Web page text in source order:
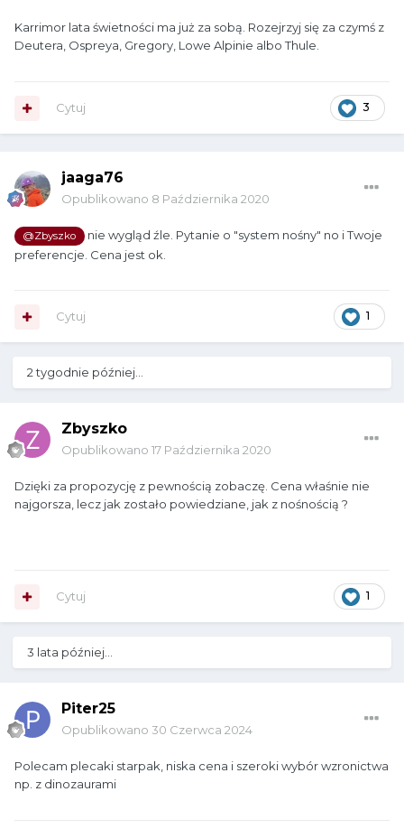
Karrimor lata świetności ma już za sobą. Rozejrzyj się za czymś z
Deutera, Ospreya, Gregory, Lowe Alpinie albo Thule.
3
Cytuj
jaaga76
Opublikowano 8 Października 2020
@Zbyszko
nie wygląd źle. Pytanie o "system nośny" no i Twoje
preferencje. Cena jest ok.
1
Cytuj
2 tygodnie później...
Zbyszko
Opublikowano 17 Października 2020
Dzięki za propozycję z pewnością zobaczę. Cena właśnie nie
najgorsza, lecz jak zostało powiedziane, jak z nośnością ?
1
Cytuj
3 lata później...
Piter25
Opublikowano 30 Czerwca 2024
Polecam plecaki starpak, niska cena i szeroki wybór wzronictwa
np. z dinozaurami